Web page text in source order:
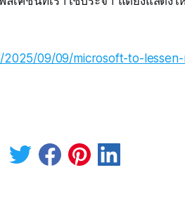
09/09/microsoft-to-